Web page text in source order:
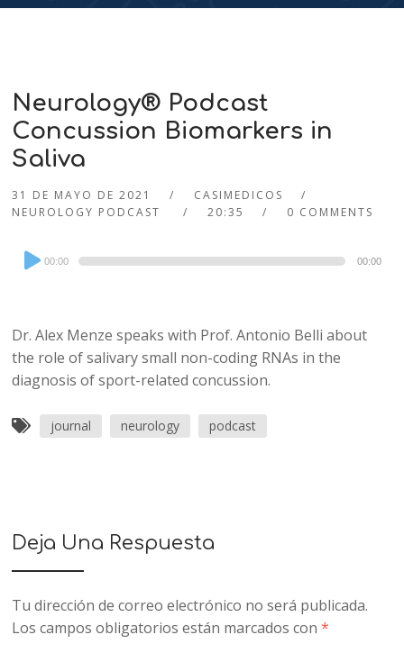
Neurology® Podcast
Concussion Biomarkers in
Saliva
31 DE MAYO DE 2021
CASIMEDICOS
NEUROLOGY PODCAST
20:35 0 COMMENTS
Audio
Player
00:00 00:00
Dr. Alex Menze speaks with Prof. Antonio Belli about
the role of salivary small non-coding RNAs in the
diagnosis of sport-related concussion.
journal neurology podcast
Deja Una Respuesta
Tu dirección de correo electrónico no será publicada.
Los campos obligatorios están marcados con*